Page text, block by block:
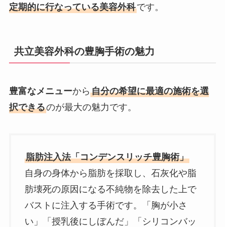
定期的に行なっている美容外科です。
共立美容外科の豊胸手術の魅力
豊富なメニューから 自分の希望に最適の施術を選
択できるのが最大の魅力です。
脂肪注入法「コンデンスリッチ豊胸術」
自身の身体から脂肪を採取し、石灰化や脂
肪壊死の原因になる不純物を除去した上で
バストに注入する手術です。「胸が小さ
い」「授乳後にしぼんだ」「シリコンバッ